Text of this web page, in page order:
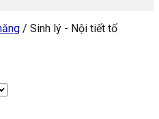
/ Sinh lý - Nội tiết tố